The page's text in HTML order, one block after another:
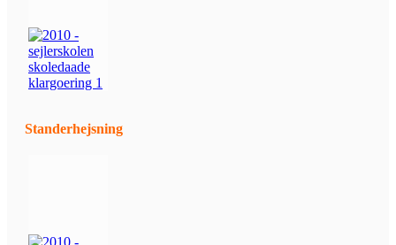
Standerhejsning